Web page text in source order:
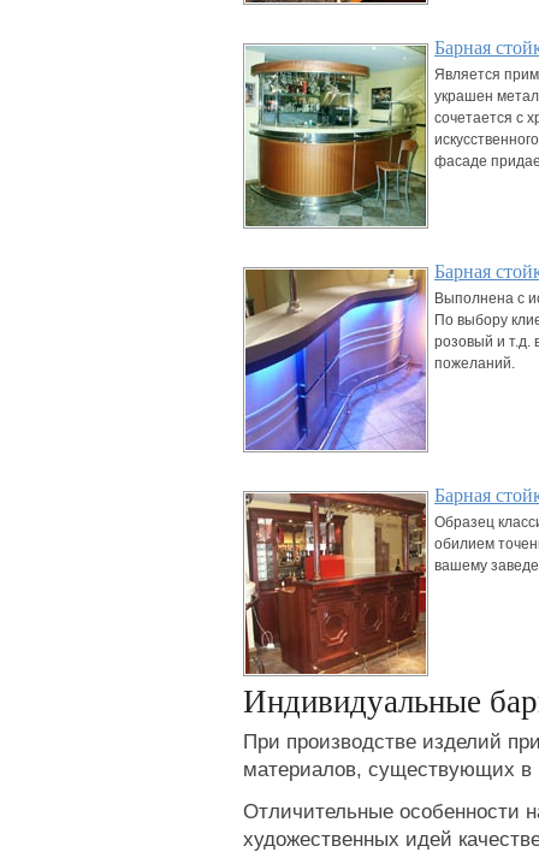
Барная
Является
украшен
сочетается с
фасаде
Барная
Выполнена с
По выбору
розовый и т.д.
пожеланий.
Барная
Образец
обилием
вашему
Индивидуальные
При производстве изделий
материалов, существующих в
Отличительные особенности
художественных идей